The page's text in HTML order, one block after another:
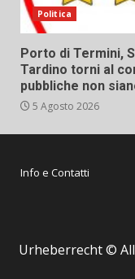
Politica
Porto di Termini,
Tardino torni al
pubbliche non
5 Agosto 2026
Info e Contatti
Urheberrecht ©